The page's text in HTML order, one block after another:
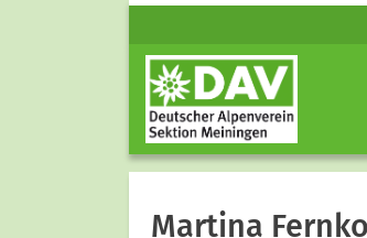
Martina